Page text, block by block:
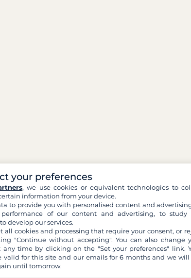
gehen? Was
your preferences
, we use cookies or equivalent technologies to
information from your device.
to provide you with personalised content and
of our content and advertising, to study
develop our services.
all cookies and processing that require your consent, or
"Continue without accepting". You can also change
any time by clicking on the "Set your preferences" link.
valid for this site and our emails for 6 months and we
until tomorrow.